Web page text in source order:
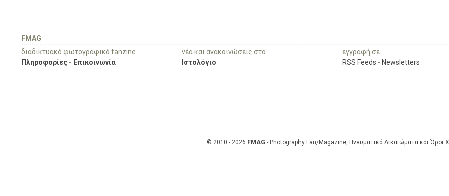
FMAG
διαδικτυακό φωτογραφικό fanzine
Πληροφορίες - Επικοινωνία
νέα και ανακοινώσεις στο
Ιστολόγιο
εγγραφή σε
RSS Feeds - Newsletters
© 2010 - 2026 FMAG - Photography Fan/Magazine, Πνευματικά Δικαιώματα και Όροι